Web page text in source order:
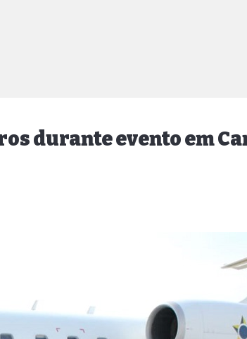
durante evento em